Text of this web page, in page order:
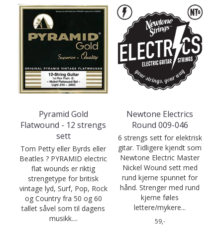
Pyramid Gold
Flatwound - 12 strengs
sett
Tom Petty eller Byrds eller
Beatles ? PYRAMID electric
flat wounds er riktig
strengetype for britisk
vintage lyd, Surf, Pop, Rock
og Country fra 50 og 60
tallet såvel som til dagens
musikk....
Newtone Electrics
Round 009-046
6 strengs sett for elektrisk
gitar. Tidligere kjendt som
Newtone Electric Master
Nickel Wound sett med
rund kjerne spunnet for
hånd. Strenger med rund
kjerne føles
lettere/mykere...
59,-